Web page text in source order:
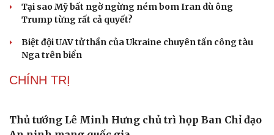
Tại sao Mỹ bất ngờ ngừng ném bom Iran dù ông
Trump từng rất cả quyết?
Biệt đội UAV tử thần của Ukraine chuyên tấn công tàu
Nga trên biển
CHÍNH TRỊ
Thủ tướng Lê Minh Hưng chủ trì họp Ban Chỉ đạo